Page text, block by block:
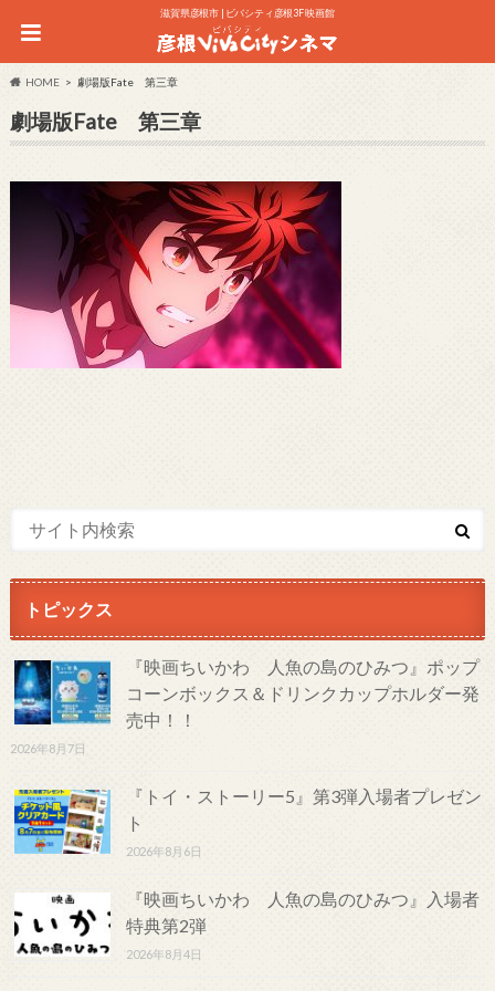
滋賀県彦根市 | ビバシティ彦根3F 映画館
HOME 劇場版Fate 第三章
劇場版Fate 第三章
トピックス
『映画ちいかわ 人魚の島のひみつ』ポップ
コーンボックス＆ドリンクカップホルダー発
売中！！
2026年8月7日
『トイ・ストーリー5』第3弾入場者プレゼン
ト
2026年8月6日
『映画ちいかわ 人魚の島のひみつ』入場者
特典第2弾
2026年8月4日